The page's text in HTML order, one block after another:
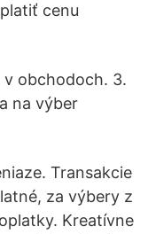
cenu
obchodoch. 3.
na výber
Transakcie
za výbery z
Kreatívne